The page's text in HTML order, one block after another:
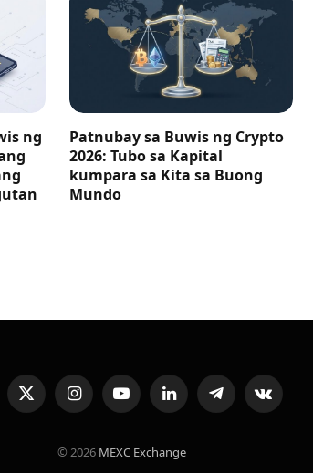
ng
Patnubay sa Buwis ng Crypto
2026: Tubo sa Kapital
kumpara sa Kita sa Buong
Mundo
X
(Twitter)
InstagramYouTubeLinkedInTelegramVKontakte
© 2026 MEXC Exchange